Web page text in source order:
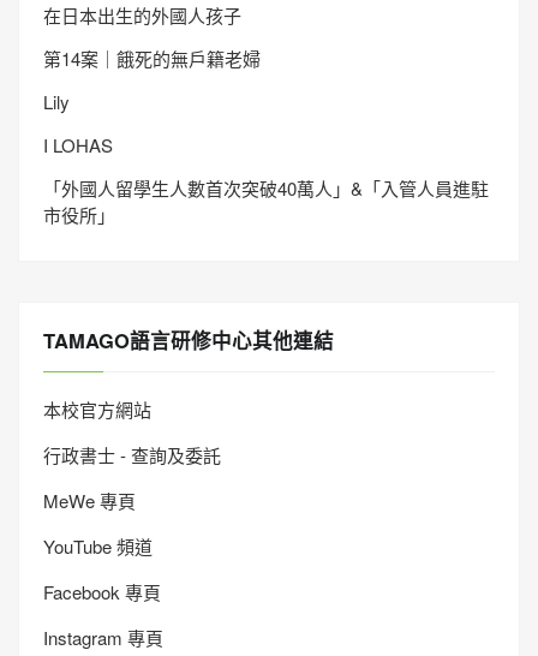
在日本出生的外國人孩子
第14案｜餓死的無戶籍老婦
Lily
I LOHAS
「外國人留學生人數首次突破40萬人」&「入管人員進駐
市役所」
TAMAGO語言研修中心其他連結
本校官方網站
行政書士 - 查詢及委託
MeWe 專頁
YouTube 頻道
Facebook 專頁
Instagram 專頁